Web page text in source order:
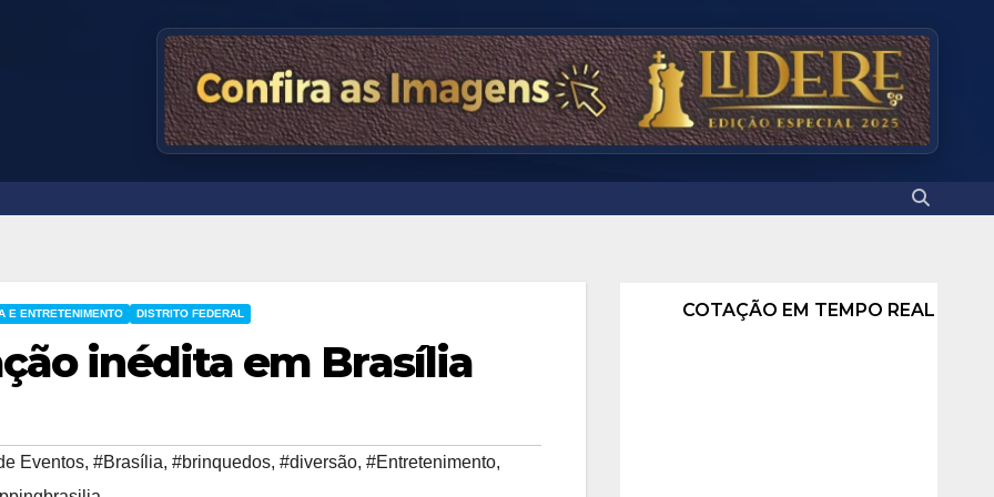
E ENTRETENIMENTO DISTRITO FEDERAL
inédita em Brasília
Eventos, #Brasília, #brinquedos, #diversão, #Entretenimento,
COTAÇÃO EM TEMPO REAL